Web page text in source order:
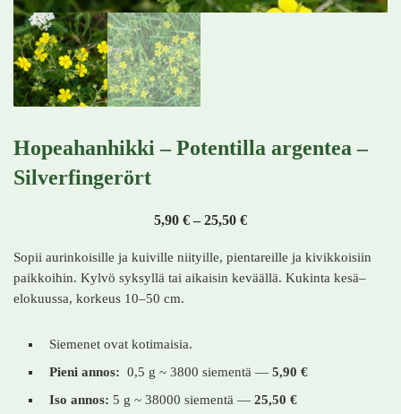
Hopeahanhikki – Potentilla argentea –
Silverfingerört
5,90 € – 25,50 €Hintaluokka: 5,90 € -
Sopii aurinkoisille ja kuiville niityille, pientareille ja kivikkoisiin
paikkoihin. Kylvö syksyllä tai aikaisin keväällä. Kukinta kesä–
elokuussa, korkeus 10–50 cm.
Siemenet ovat kotimaisia.
Pieni annos: 0,5 g ~ 3800 siementä — 5,90 €
Iso annos: 5 g ~ 38000 siementä — 25,50 €